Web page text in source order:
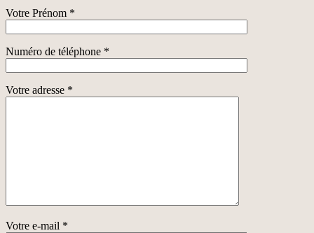
Votre Prénom *
Numéro de téléphone *
Votre adresse *
Votre e-mail *